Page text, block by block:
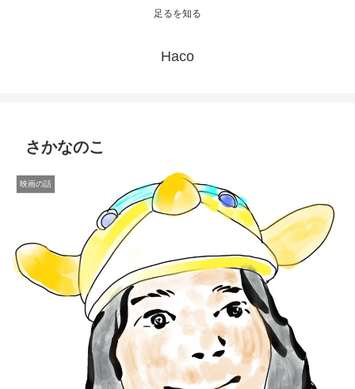
足るを知る
Haco
さかなのこ
映画の話